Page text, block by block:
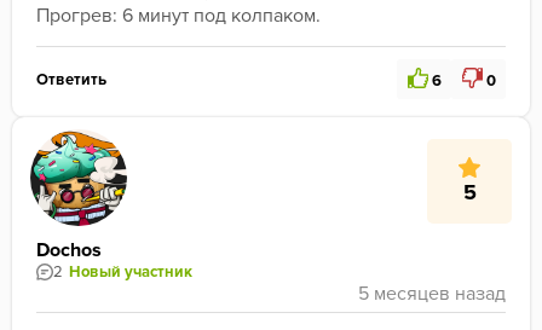
Прогрев: 6 минут под колпаком.
Ответить 6 0
5
Dochos
2 Новый участник